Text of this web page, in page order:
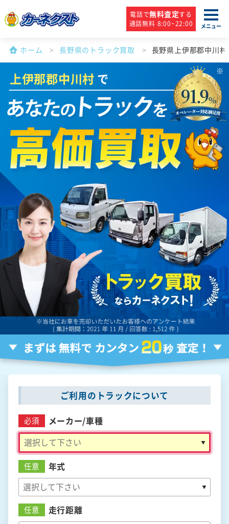
電話で無料査定する
通話無料 8:00~22:00
メニュー
ホーム 長野県のトラック買取 長野県上伊那郡中川
上伊那郡中川村 で
ご利用のトラックについて
必須 メーカー/車種
任意 年式
任意 走行距離